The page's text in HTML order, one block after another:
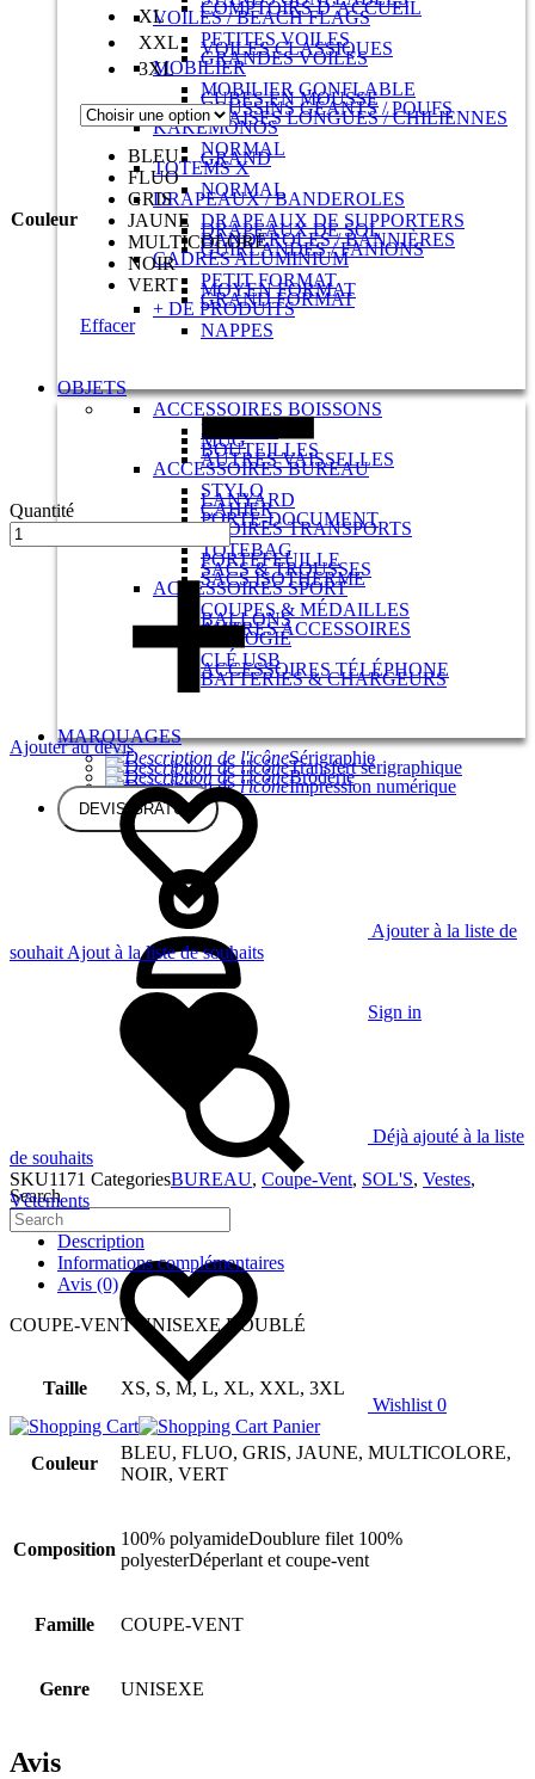
COMPTOIRS D’ACCUEIL
VOILES / BEACH FLAGS
PETITES VOILES
VOILES CLASSIQUES
GRANDES VOILES
MOBILIER
MOBILIER GONFLABLE
CUBES EN MOUSSE
COUSSINS GÉANTS / POUFS
CHAISES LONGUES / CHILIENNES
KAKÉMONOS
NORMAL
GRAND
TOTEMS X
NORMAL
DRAPEAUX / BANDEROLES
DRAPEAUX DE SUPPORTERS
DRAPEAUX DE SOL
BANDEROLES / BANNIÈRES
GUIRLANDES / FANIONS
CADRES ALUMINIUM
PETIT FORMAT
MOYEN FORMAT
GRAND FORMAT
+ DE PRODUITS
NAPPES
OBJETS
ACCESSOIRES BOISSONS
ECOCUP
MUG
BOUTEILLES
AUTRES VAISSELLES
ACCESSOIRES BUREAU
STYLO
LANYARD
CAHIER
PORTE-DOCUMENT
ACCESSOIRES TRANSPORTS
TOTEBAG
PORTEFEUILLE
SACS & TROUSSES
SACS ISOTHERME
ACCESSOIRES SPORT
COUPES & MÉDAILLES
BALLONS
AUTRES ACCESSOIRES
TECHNOLOGIE
CLÉ USB
ACCESSOIRES TÉLÉPHONE
BATTERIES & CHARGEURS
MARQUAGES
Sérigraphie
Transfert sérigraphique
Broderie
Impression numérique
DEVIS GRATUIT
Sign in
Search
Wishlist 0
Panier
XL
XXL
3XL
Couleur
BLEU
FLUO
GRIS
JAUNE
MULTICOLORE
NOIR
VERT
Effacer
Quantité
Ajouter au devis
Ajouter à la liste de
souhait Ajout à la liste de souhaits
Déjà ajouté à la liste
de souhaits
SKU1171 CategoriesBUREAU, Coupe-Vent, SOL'S, Vestes,
Vêtements
Description
Informations complémentaires
Avis (0)
COUPE-VENT UNISEXE DOUBLÉ
Taille XS, S, M, L, XL, XXL, 3XL
Couleur
BLEU, FLUO, GRIS, JAUNE, MULTICOLORE,
NOIR, VERT
Composition
100% polyamideDoublure filet 100%
polyesterDéperlant et coupe-vent
Famille COUPE-VENT
Genre UNISEXE
Avis